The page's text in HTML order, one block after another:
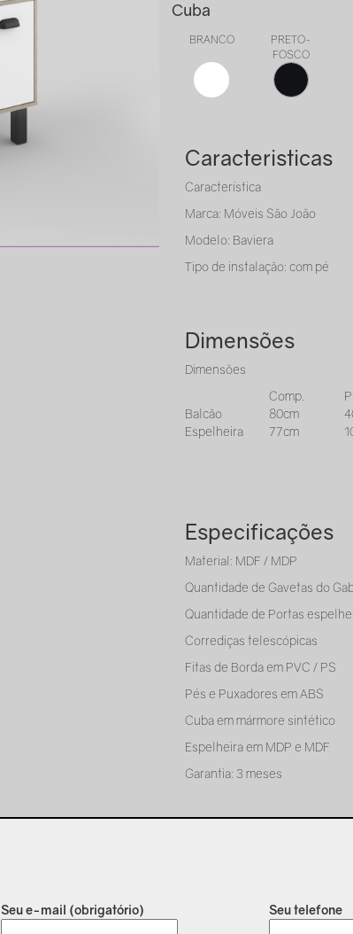
Cuba
BRANCO
PRETO-
FOSCO
Caracteristicas
Característica
Marca: Móveis São João
Modelo: Baviera
Tipo de instalação: com pé
Dimensões
Dimensões
Comp.
Balcão
80cm
Espelheira
77cm
Especificações
Material: MDF / MDP
Quantidade de Gavetas do
Quantidade de Portas
Corrediças telescópicas
Fitas de Borda em PVC / PS
Pés e Puxadores em ABS
Cuba em mármore sintético
Espelheira em MDP e MDF
Garantia: 3 meses
Seu e-mail (obrigatório) Seu telefone